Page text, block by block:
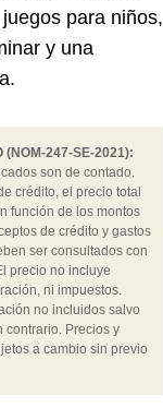
para niños,
y una
(NOM-247-SE-2021):
son de contado.
crédito, el precio total
función de los montos
de crédito y gastos
ser consultados con
precio no incluye
ni impuestos.
no incluidos salvo
contrario. Precios y
a cambio sin previo